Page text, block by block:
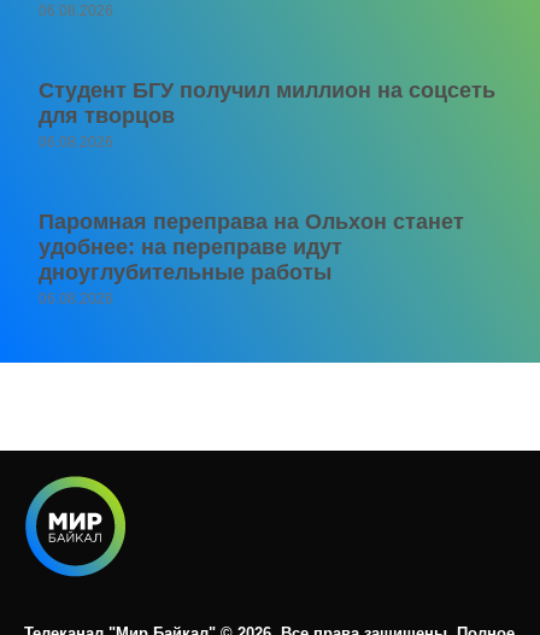
06.08.2026
Студент БГУ получил миллион на соцсеть
для творцов
06.08.2026
Паромная переправа на Ольхон станет
удобнее: на переправе идут
дноуглубительные работы
06.08.2026